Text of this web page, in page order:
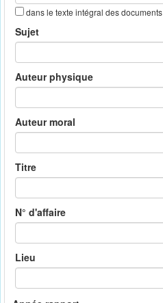
dans le texte intégral des documents
Sujet
Auteur physique
Auteur moral
Titre
N° d'affaire
Lieu